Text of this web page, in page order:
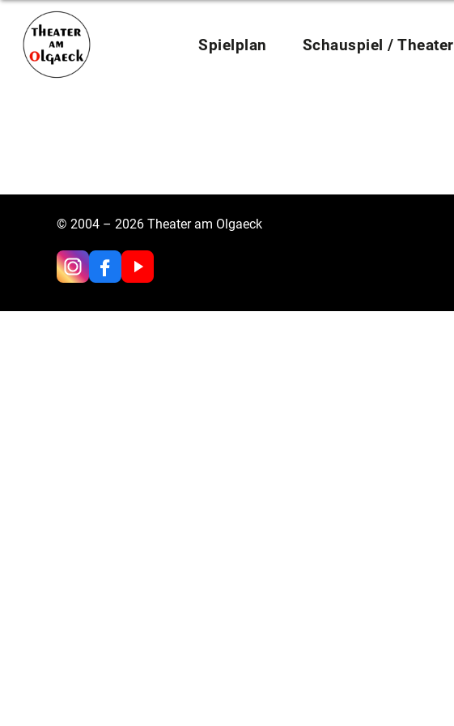
Zum
Inhalt
springen
Spielplan Schauspiel / Theater
© 2004 – 2026 Theater am Olgaeck